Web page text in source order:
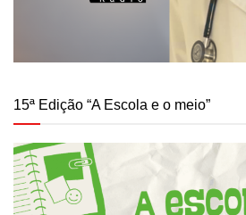
15ª Edição “A Escola e o meio”